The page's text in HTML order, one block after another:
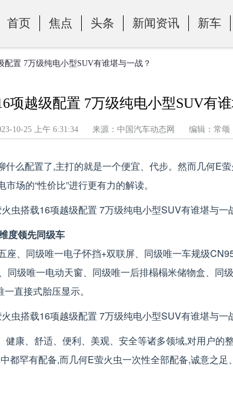
首页 焦点 头条 新闻资讯 新车
零部件
配置 7万级纯电小型SUV有谁堪与一战？
项越级配置 7万级纯电小型SUV有
10-25 上午 6:31:34 来源：中国汽车动态网 编辑：常
什么配置了,主打的就是一个便宜、代步。然而几何E
场的“性价比”进行更有力的解读。
度领先同级车
座、同级唯一电子怀挡+双联屏、同级唯一车规级
同级唯一电动天窗、同级唯一后排榻榻米储物盒、同
直接式胎压显示。
健康、舒适、便利、美观、安全等诸多领域,对用户的
都罕有配备,而几何E萤火虫一次性全部配备,诚意之